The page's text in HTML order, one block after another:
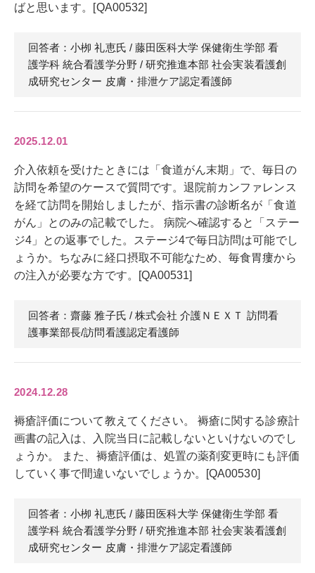
ばと思います。[QA00532]
回答者：小栁 礼恵氏 / 藤田医科大学 保健衛生学部 看
護学科 統合看護学分野 / 研究推進本部 社会実装看護創
成研究センター 皮膚・排泄ケア認定看護師
2025.12.01
介入依頼を受けたときには「食道がん末期」で、毎日の
訪問を希望のケースで質問です。退院前カンファレンス
を経て訪問を開始しましたが、指示書の診断名が「食道
がん」とのみの記載でした。 病院へ確認すると「ステー
ジ4」との返事でした。ステージ4で毎日訪問は可能でし
ょうか。ちなみに経口摂取不可能なため、毎食胃瘻から
の注入が必要な方です。[QA00531]
回答者：齋藤 雅子氏 / 株式会社 介護ＮＥＸＴ 訪問看
護事業部長/訪問看護認定看護師
2024.12.28
褥瘡評価について教えてください。 褥瘡に関する診療計
画書の記入は、入院当日に記載しないといけないのでし
ょうか。 また、褥瘡評価は、処置の薬剤変更時にも評価
していく事で間違いないでしょうか。[QA00530]
回答者：小栁 礼恵氏 / 藤田医科大学 保健衛生学部 看
護学科 統合看護学分野 / 研究推進本部 社会実装看護創
成研究センター 皮膚・排泄ケア認定看護師